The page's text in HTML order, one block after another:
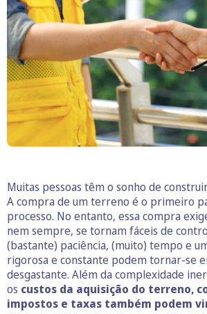
Muitas pessoas têm o sonho de
A compra de um terreno é o primeiro
processo. No entanto, essa compra
nem sempre, se tornam fáceis de
(bastante) paciência, (muito) tempo e
rigorosa e constante podem tornar-se
desgastante. Além da complexidade
os custos da aquisição do terreno,
impostos e taxas também podem